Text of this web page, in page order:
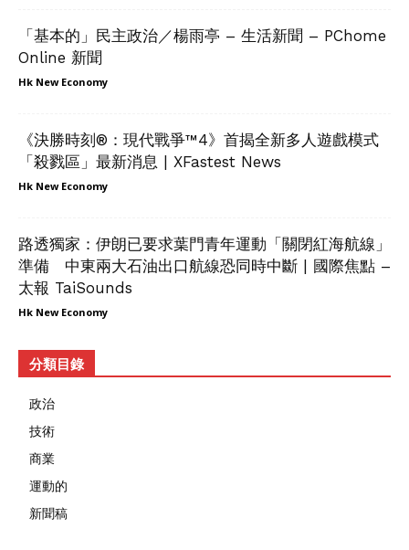
「基本的」民主政治／楊雨亭 – 生活新聞 – PChome
Online 新聞
Hk New Economy
《決勝時刻®：現代戰爭™4》首揭全新多人遊戲模式
「殺戮區」最新消息 | XFastest News
Hk New Economy
路透獨家：伊朗已要求葉門青年運動「關閉紅海航線」
準備 中東兩大石油出口航線恐同時中斷 | 國際焦點 –
太報 TaiSounds
Hk New Economy
分類目錄
政治
技術
商業
運動的
新聞稿